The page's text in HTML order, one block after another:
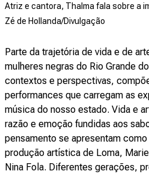
Atriz e cantora, Thalma fala sobre a
Zé de Hollanda/Divulgação
Parte da trajetória de vida e de
mulheres negras do Rio Grande
contextos e perspectivas,
performances que carregam as
música do nosso estado. Vida e
razão e emoção fundidas aos
pensamento se apresentam
produção artística de Loma,
Nina Fola. Diferentes gerações,